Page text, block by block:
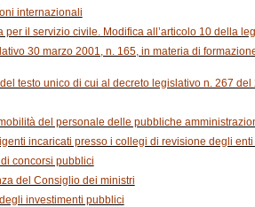
internazionali
per il servizio civile. Modifica all’articolo 10 della
30 marzo 2001, n. 165, in materia di
testo unico di cui al decreto legislativo n. 267 del
del personale delle pubbliche
incaricati presso i collegi di revisione degli
concorsi pubblici
del Consiglio dei ministri
investimenti pubblici